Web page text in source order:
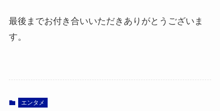
最後までお付き合いいただきありがとうございま
す。
エンタメ